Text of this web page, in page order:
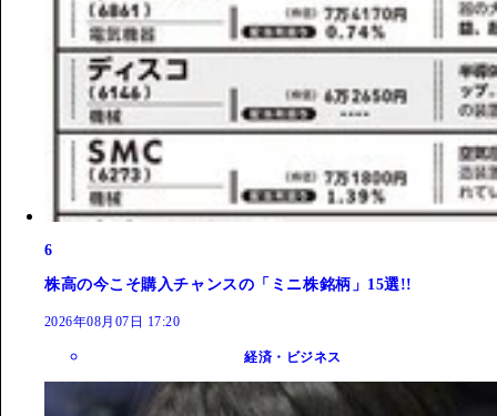
6
株高の今こそ購入チャンスの「ミニ株銘柄」15選!!
2026年08月07日 17:20
経済・ビジネス